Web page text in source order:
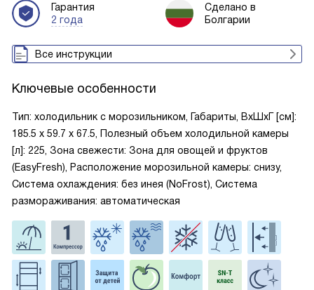
Гарантия
2 года
Сделано в
Болгарии
Все инструкции
Ключевые особенности
Тип: холодильник с морозильником, Габариты, ВxШxГ [см]:
185.5 х 59.7 х 67.5, Полезный объем холодильной камеры
[л]: 225, Зона свежести: Зона для овощей и фруктов
(EasyFresh), Расположение морозильной камеры: снизу,
Система охлаждения: без инея (NoFrost), Система
размораживания: автоматическая